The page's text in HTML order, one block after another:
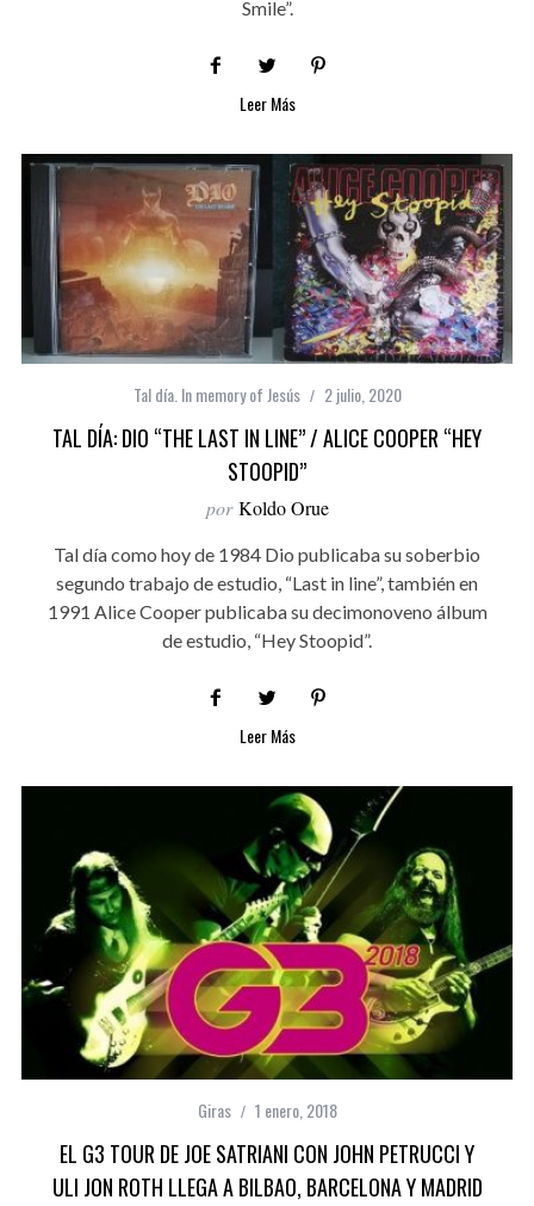
Smile”.
Leer Más
Tal día. In memory of Jesús 2 julio, 2020
TAL DÍA: DIO “THE LAST IN LINE” / ALICE COOPER “HEY
STOOPID”
por Koldo Orue
Tal día como hoy de 1984 Dio publicaba su soberbio
segundo trabajo de estudio, “Last in line”, también en
1991 Alice Cooper publicaba su decimonoveno álbum
de estudio, “Hey Stoopid”.
Leer Más
Giras 1 enero, 2018
EL G3 TOUR DE JOE SATRIANI CON JOHN PETRUCCI Y
ULI JON ROTH LLEGA A BILBAO, BARCELONA Y MADRID